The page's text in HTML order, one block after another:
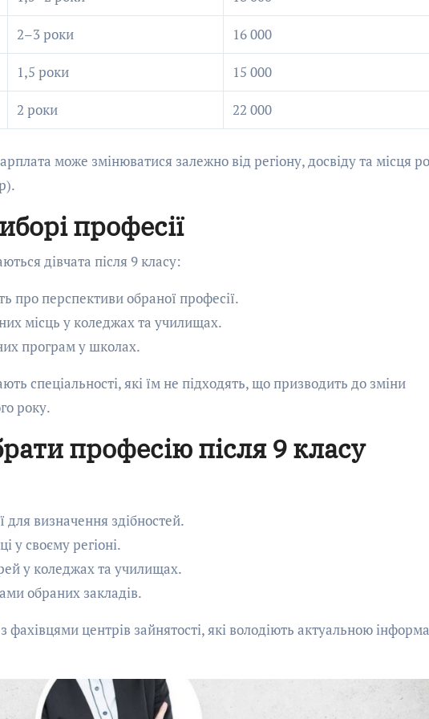
2–3 роки 16 000
1,5 роки 15 000
2 роки 22 000
може змінюватися залежно від регіону, досвіду та місця
професії
дівчата після 9 класу:
про перспективи обраної професії.
місць у коледжах та училищах.
програм у школах.
спеціальності, які їм не підходять, що призводить до зміни
року.
професію після 9 класу
для визначення здібностей.
у своєму регіоні.
у коледжах та училищах.
обраних закладів.
фахівцями центрів зайнятості, які володіють актуальною